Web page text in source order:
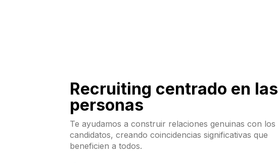
Recruiting centrado en las
personas
Te ayudamos a construir relaciones genuinas con los
candidatos, creando coincidencias significativas que
beneficien a todos.